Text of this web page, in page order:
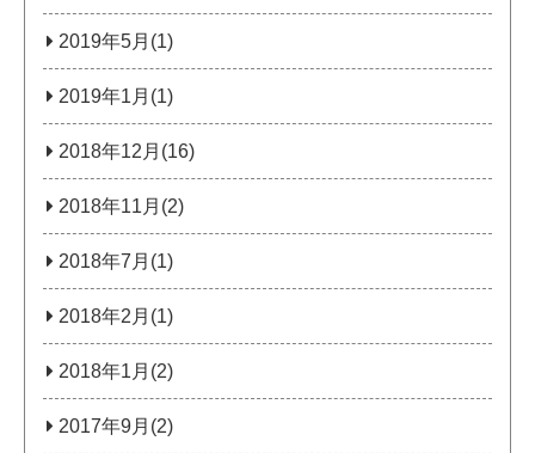
2019年5月(1)
2019年1月(1)
2018年12月(16)
2018年11月(2)
2018年7月(1)
2018年2月(1)
2018年1月(2)
2017年9月(2)